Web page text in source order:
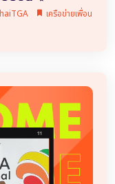
เครือข่ายเพื่อน